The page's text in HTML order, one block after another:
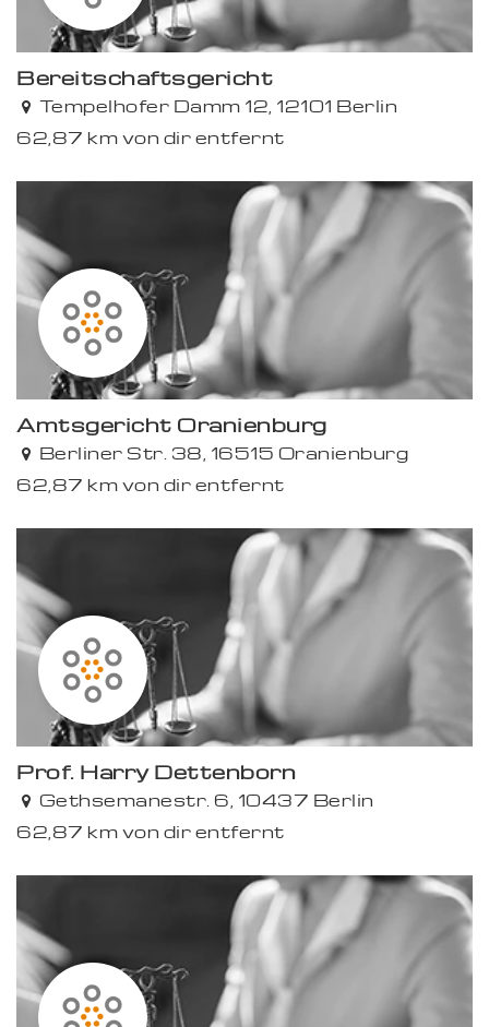
Bereitschaftsgericht
Tempelhofer Damm 12, 12101 Berlin
62,87 km von dir entfernt
Amtsgericht Oranienburg
Berliner Str. 38, 16515 Oranienburg
62,87 km von dir entfernt
Prof. Harry Dettenborn
Gethsemanestr. 6, 10437 Berlin
62,87 km von dir entfernt